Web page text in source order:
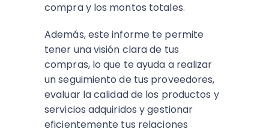
compra y los montos totales.
Además, este informe te permite
tener una visión clara de tus
compras, lo que te ayuda a realizar
un seguimiento de tus proveedores,
evaluar la calidad de los productos y
servicios adquiridos y gestionar
eficientemente tus relaciones